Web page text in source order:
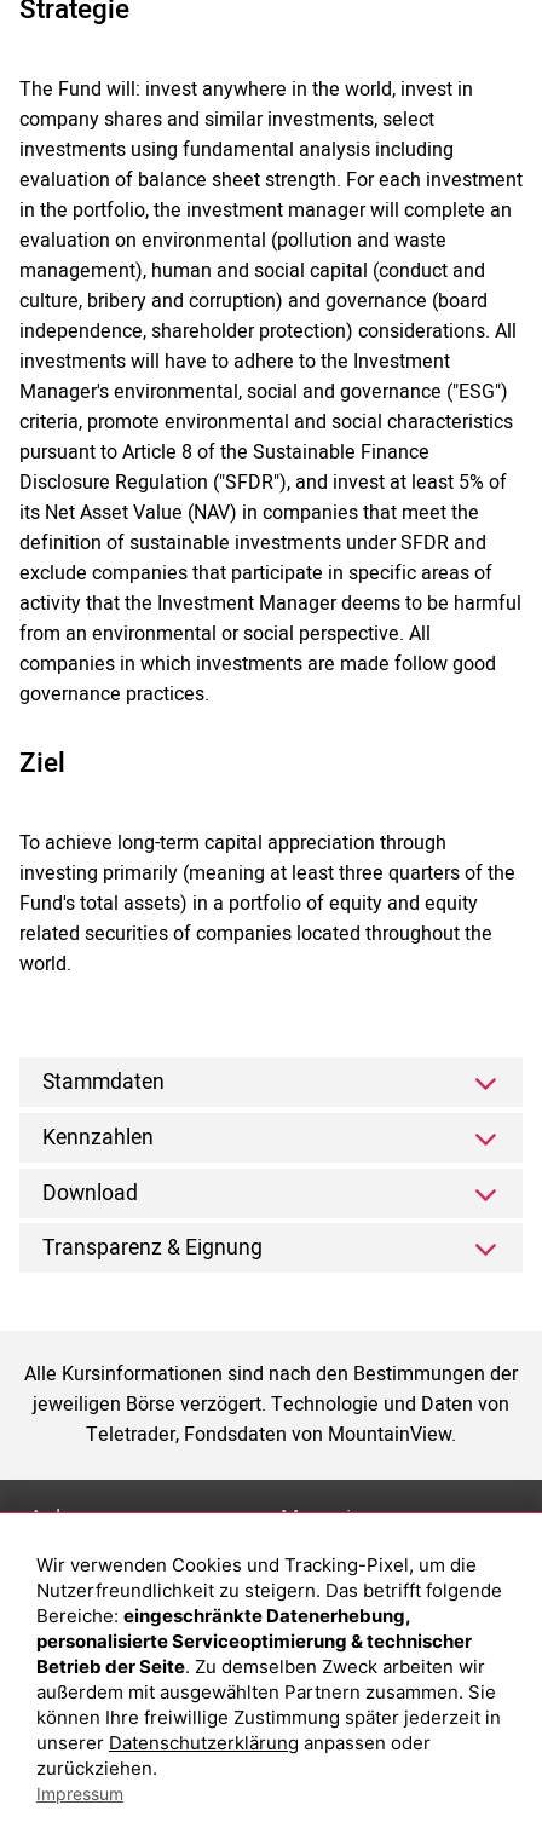
Strategie
The Fund will: invest anywhere in the world, invest in
company shares and similar investments, select
investments using fundamental analysis including
evaluation of balance sheet strength. For each investment
in the portfolio, the investment manager will complete an
evaluation on environmental (pollution and waste
management), human and social capital (conduct and
culture, bribery and corruption) and governance (board
independence, shareholder protection) considerations. All
investments will have to adhere to the Investment
Manager's environmental, social and governance ("ESG")
criteria, promote environmental and social characteristics
pursuant to Article 8 of the Sustainable Finance
Disclosure Regulation ("SFDR"), and invest at least 5% of
its Net Asset Value (NAV) in companies that meet the
definition of sustainable investments under SFDR and
exclude companies that participate in specific areas of
activity that the Investment Manager deems to be harmful
from an environmental or social perspective. All
companies in which investments are made follow good
governance practices.
Ziel
To achieve long-term capital appreciation through
investing primarily (meaning at least three quarters of the
Fund's total assets) in a portfolio of equity and equity
related securities of companies located throughout the
world.
Stammdaten
Kennzahlen
Download
Transparenz & Eignung
Alle Kursinformationen sind nach den Bestimmungen der
jeweiligen Börse verzögert. Technologie und Daten von
Teletrader, Fondsdaten von MountainView.
Anlage
Depot eröffnen
Depot vergleichen
Junior Depot
Top-Seller-Fonds
Top-Fonds
Fonds-Suche
Magazin
Was sind sind ETFs?
Sparplan Vorteile
Was ist ein Fonds?
Wir verwenden Cookies und Tracking-Pixel, um die
Nutzerfreundlichkeit zu steigern. Das betrifft folgende
Bereiche: eingeschränkte Datenerhebung,
personalisierte Serviceoptimierung & technischer
Betrieb der Seite. Zu demselben Zweck arbeiten wir
außerdem mit ausgewählten Partnern zusammen. Sie
können Ihre freiwillige Zustimmung später jederzeit in
unserer Datenschutzerklärung anpassen oder
zurückziehen.
Impressum